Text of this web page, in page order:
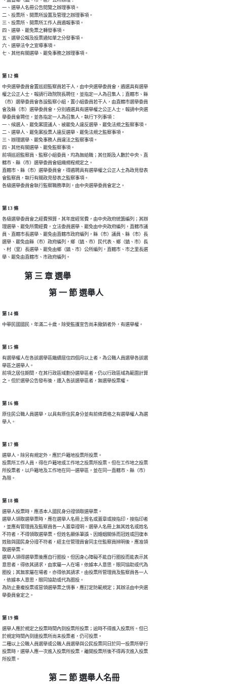
一、選舉人名冊公告閱覽之辦理事項。
二、投票所、開票所設置及管理之辦理事項。
三、投票所、開票所工作人員遴報事項。
四、選舉、罷免票之轉發事項。
五、選舉公報及投票通知單之分發事項。
六、選舉法令之宣導事項。
七、其他有關選舉、罷免事務之辦理事項。
第 12 條
中央選舉委員會置巡迴監察員若干人，由中央選舉委員會，遴選具有選舉
權之公正人士，報請行政院院長聘任，並指定一人為召集人；直轄市、縣
（市）選舉委員會各設監察小組，置小組委員若干人，由直轄市選舉委員
會及縣（市）選舉委員會，分別遴選具有選舉權之公正人士，報請中央選
舉委員會聘任，並各指定一人為召集人，執行下列事項：
一、候選人、罷免案提議人、被罷免人違反選舉、罷免法規之監察事項。
二、選舉人、罷免案投票人違反選舉、罷免法規之監察事項。
三、辦理選舉、罷免事務人員違法之監察事項。
四、其他有關選舉、罷免監察事項。
前項巡迴監察員、監察小組委員，均為無給職；其任期及人數於中央、直
轄市、縣（市）選舉委員會組織規程規定之。
直轄市、縣（市）選舉委員會，得遴聘具有選舉權之公正人士為政見發表
會監察員，執行有關政見發表之監察事項。
各級選舉委員會執行監察職務準則，由中央選舉委員會定之。
第 13 條
各級選舉委員會之經費預算，其年度經常費，由中央政府統籌編列；其辦
理選舉、罷免所需經費，立法委員選舉、罷免由中央政府編列，直轄市議
員、直轄市長選舉、罷免由直轄市政府編列，縣（市）議員、縣（市）長
選舉、罷免由縣（市）政府編列，鄉（鎮、市）民代表、鄉（鎮、市）長
、村（里）長選舉、罷免由鄉（鎮、市）公所編列，直轄市、市之里長選
舉、罷免由直轄市、市政府編列。
第 三 章 選舉
第 一 節 選舉人
第 14 條
中華民國國民，年滿二十歲，除受監護宣告尚未撤銷者外，有選舉權。
第 15 條
有選舉權人在各該選舉區繼續居住四個月以上者，為公職人員選舉各該選
舉區之選舉人。
前項之居住期間，在其行政區域劃分選舉區者，仍以行政區域為範圍計算
之。但於選舉公告發布後，遷入各該選舉區者，無選舉投票權。
第 16 條
原住民公職人員選舉，以具有原住民身分並有前條資格之有選舉權人為選
舉人。
第 17 條
選舉人，除另有規定外，應於戶籍地投票所投票。
投票所工作人員，得在戶籍地或工作地之投票所投票。但在工作地之投票
所投票者，以戶籍地及工作地在同一選舉區，並在同一直轄市、縣（市）
為限。
第 18 條
選舉人投票時，應憑本人國民身分證領取選舉票。
選舉人領取選舉票時，應在選舉人名冊上簽名或蓋章或按指印，按指印者
，並應有管理員及監察員各一人蓋章證明。選舉人名冊上無其姓名或姓名
不符者，不得領取選舉票。但姓名顯係筆誤、因婚姻關係而冠姓或回復本
姓致與國民身分證不符者，經主任管理員會同主任監察員辨明後，應准領
取選舉票。
選舉人領得選舉票後應自行圈投。但因身心障礙不能自行圈投而能表示其
意思者，得依其請求，由家屬一人在場，依據本人意思，眼同協助或代為
圈投；其無家屬在場者，亦得依其請求，由投票所管理員及監察員各一人
，依據本人意思，眼同協助或代為圈投。
為防止重複投票或冒領選舉票之情事，應訂定防範規定；其辦法由中央選
舉委員會定之。
第 19 條
選舉人應於規定之投票時間內到投票所投票；逾時不得進入投票所。但已
於規定時間內到達投票所尚未投票者，仍可投票。
二種以上公職人員選舉或公職人員選舉與公民投票同日於同一投票所舉行
投票時，選舉人應一次進入投票所投票，離開投票所後不得再次進入投票
所投票。
第 二 節 選舉人名冊